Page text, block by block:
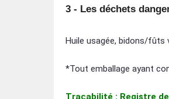
3 - Les déchets
Huile usagée, bidons/
*Tout emballage ayant
Traçabilité : Registre